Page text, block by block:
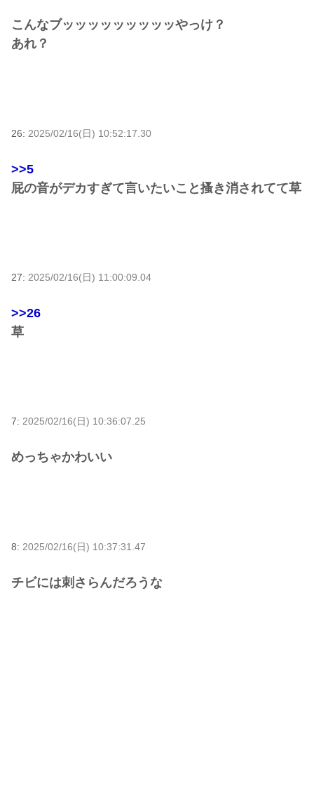
こんなブッッッッッッッッッやっけ？
あれ？
26: 2025/02/16(日) 10:52:17.30
>>5
屁の音がデカすぎて言いたいこと搔き消されてて草
27: 2025/02/16(日) 11:00:09.04
>>26
草
7: 2025/02/16(日) 10:36:07.25
めっちゃかわいい
8: 2025/02/16(日) 10:37:31.47
チビには刺さらんだろうな